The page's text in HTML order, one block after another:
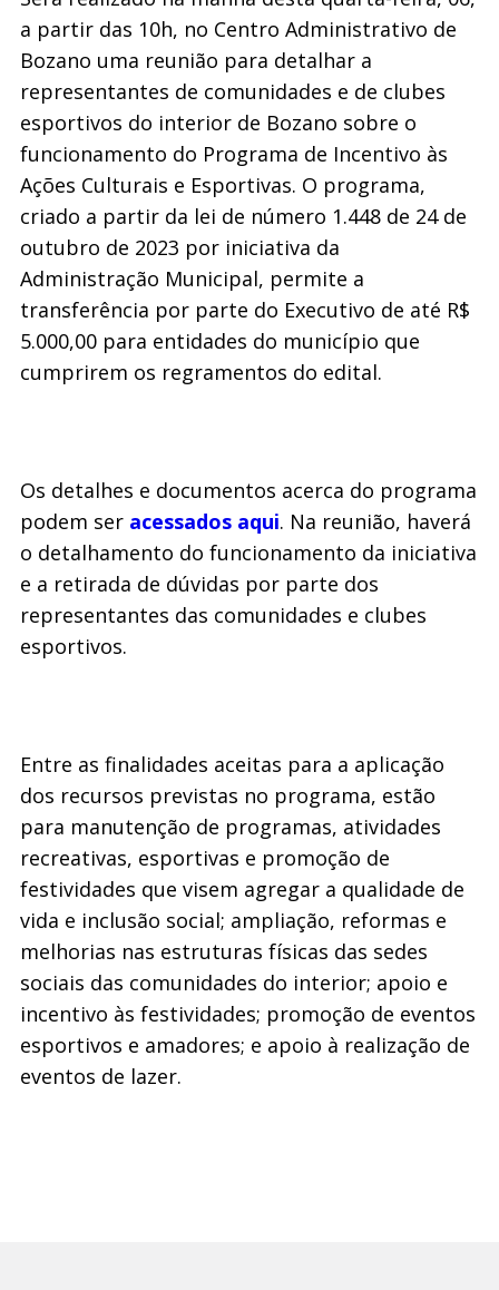
a partir das 10h, no Centro Administrativo de
Bozano uma reunião para detalhar a
representantes de comunidades e de clubes
esportivos do interior de Bozano sobre o
funcionamento do Programa de Incentivo às
Ações Culturais e Esportivas. O programa,
criado a partir da lei de número 1.448 de 24 de
outubro de 2023 por iniciativa da
Administração Municipal, permite a
transferência por parte do Executivo de até R$
5.000,00 para entidades do município que
cumprirem os regramentos do edital.
Os detalhes e documentos acerca do programa
podem ser acessados aqui. Na reunião, haverá
o detalhamento do funcionamento da iniciativa
e a retirada de dúvidas por parte dos
representantes das comunidades e clubes
esportivos.
Entre as finalidades aceitas para a aplicação
dos recursos previstas no programa, estão
para manutenção de programas, atividades
recreativas, esportivas e promoção de
festividades que visem agregar a qualidade de
vida e inclusão social; ampliação, reformas e
melhorias nas estruturas físicas das sedes
sociais das comunidades do interior; apoio e
incentivo às festividades; promoção de eventos
esportivos e amadores; e apoio à realização de
eventos de lazer.